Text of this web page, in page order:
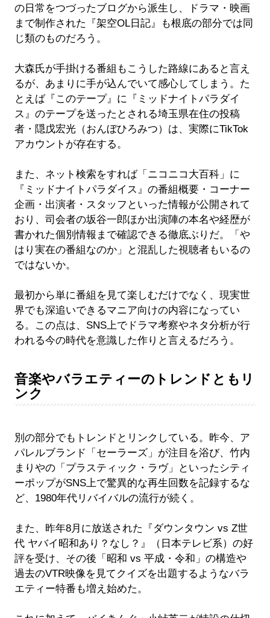
の日常をつづったブログから派生し、ドラマ・映画
まで制作された『架空OL日記』も根底の部分では同
じ類のものだろう。
大森氏が手掛ける番組もこうした路線にあると言え
るが、あまりに手が込んでいて感心してしまう。た
とえば『このテープ』に『ミッドナイトパラダイ
ス』のテープを送ったとされる埼玉県在住の投稿
者・隠戊宏光（おんぼひろみつ）は、実際にTikTok
アカウントが存在する。
また、ネット検索をすれば「ニコニコ大百科」に
『ミッドナイトパラダイス』の番組概要・コーナー
企画・出演者・スタッフといった情報が公開されて
おり、司会者の坂谷一郎ほか出演陣の本名や経歴が
書かれた個別情報まで確認できる徹底ぶりだ。「や
はり実在の番組なのか」と混乱した視聴者もいるの
ではないか。
最初から単に番組を見て楽しむだけでなく、現実世
界でも深追いできるマニア向けの内容になってい
る。この点は、SNS上でドラマ考察やネタ分析が行
われる今の時代を意識した作りと言えるだろう。
音楽やバラエティーのトレンドともリ
ンク
別の部分でもトレンドとリンクしている。昨今、ア
パレルブランド「セーラーズ」が注目を浴び、竹内
まりやの「プラスティック・ラヴ」といったシティ
ーポップがSNS上で驚異的な再生回数を記録するな
ど、1980年代リバイバルの流行が続く。
また、昨年8月に放送された『ダウンタウン vs Z世
代 ヤバイ昭和あり？なし？』（日本テレビ系）の好
評を受け、その後「昭和 vs 平成・令和」の構造や
過去のVTR映像を見てクイズを出題するようなバラ
エティー特番も増え始めた。